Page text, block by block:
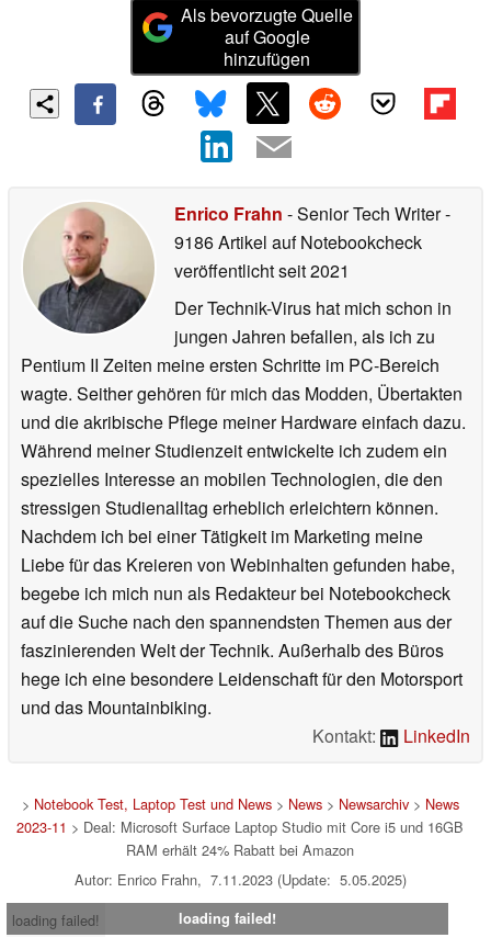
Als bevorzugte Quelle
auf Google
hinzufügen
Enrico Frahn - Senior Tech Writer-
9186 Artikel auf Notebookcheck
veröffentlichtseit 2021
Der Technik-Virus hat mich schon in
jungen Jahren befallen, als ich zu
Pentium II Zeiten meine ersten Schritte im PC-Bereich
wagte. Seither gehören für mich das Modden, Übertakten
und die akribische Pflege meiner Hardware einfach dazu.
Während meiner Studienzeit entwickelte ich zudem ein
spezielles Interesse an mobilen Technologien, die den
stressigen Studienalltag erheblich erleichtern können.
Nachdem ich bei einer Tätigkeit im Marketing meine
Liebe für das Kreieren von Webinhalten gefunden habe,
begebe ich mich nun als Redakteur bei Notebookcheck
auf die Suche nach den spannendsten Themen aus der
faszinierenden Welt der Technik. Außerhalb des Büros
hege ich eine besondere Leidenschaft für den Motorsport
und das Mountainbiking.
Kontakt:
LinkedIn
> Notebook Test, Laptop Test und News> News> Newsarchiv> News
2023-11 > Deal: Microsoft Surface Laptop Studio mit Core i5 und 16GB
RAM erhält 24% Rabatt bei Amazon
Autor: Enrico Frahn, 7.11.2023 (Update: 5.05.2025)
loading failed!
loading failed!